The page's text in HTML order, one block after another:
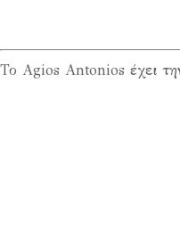
Το Agios Antonios έχει